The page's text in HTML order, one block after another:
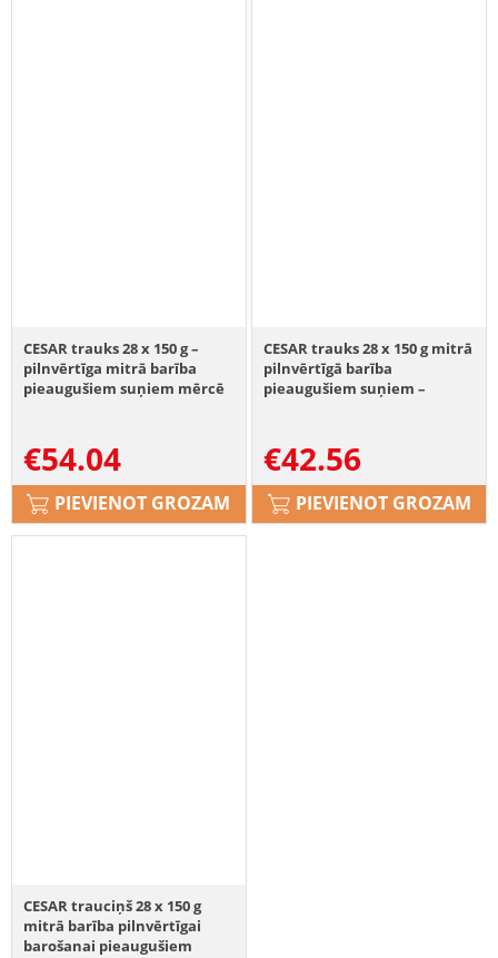
CESAR trauks 28 x 150 g –
pilnvērtīga mitrā barība
pieaugušiem suņiem mērcē
BEZMAKSAS
€54.04
PIEVIENOT GROZAM
CESAR trauks 28 x 150 g mitrā
pilnvērtīgā barība
pieaugušiem suņiem –
€42.56
PIEVIENOT GROZAM
CESAR trauciņš 28 x 150 g
mitrā barība pilnvērtīgai
barošanai pieaugušiem